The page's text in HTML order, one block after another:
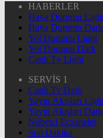
HABERLER
Hava Durumu
Hava Durumu Dark
Yol Durumu Light
Yol Durumu Dark
Canlı Tv Light
SERVİS 1
Canlı Tv Dark
Yayın Akışları
Yayın Akışları Dark
Nöbetçi Eczaneler
Son Dakika